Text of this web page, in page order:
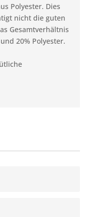
Polyester. Dies
nicht die guten
Gesamtverhältnis
20% Polyester.